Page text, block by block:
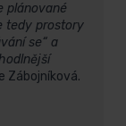
plánované
tedy prostory
se“ a
Zábojníková.